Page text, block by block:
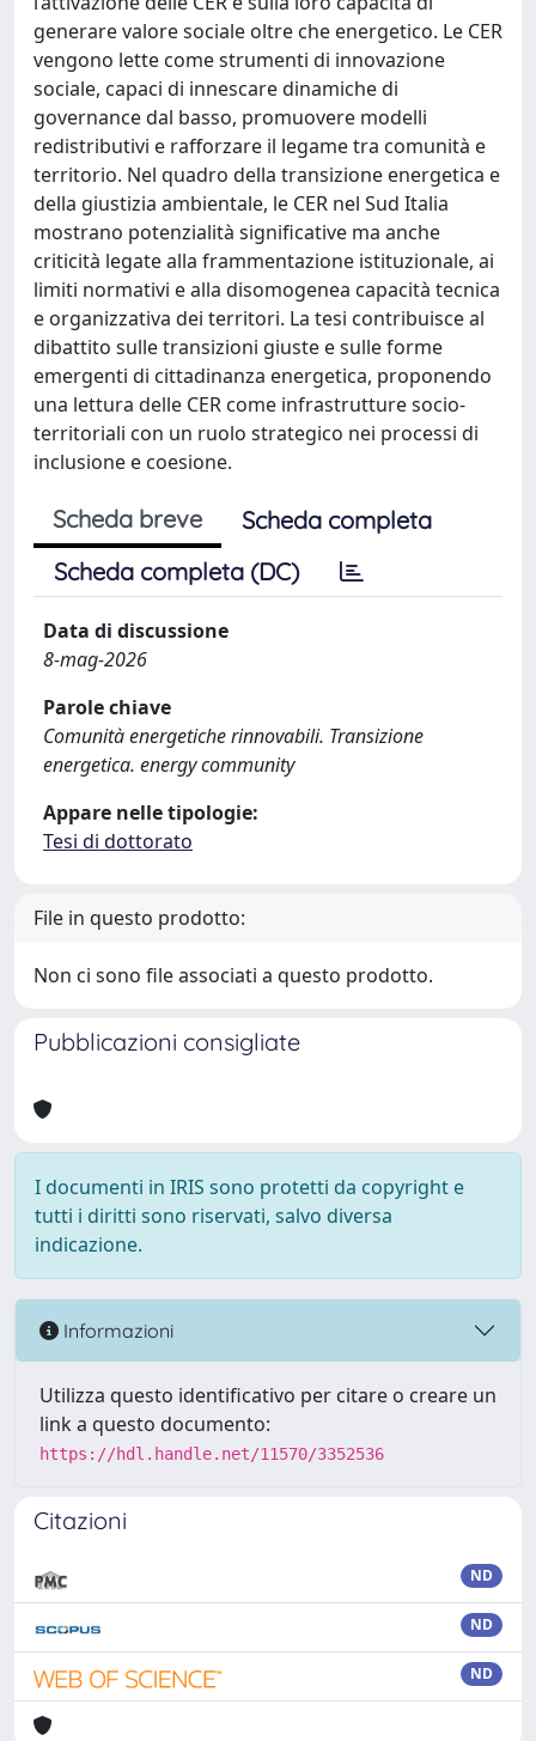
generare valore sociale oltre che energetico. Le CER
vengono lette come strumenti di innovazione
sociale, capaci di innescare dinamiche di
governance dal basso, promuovere modelli
redistributivi e rafforzare il legame tra comunità e
territorio. Nel quadro della transizione energetica e
della giustizia ambientale, le CER nel Sud Italia
mostrano potenzialità significative ma anche
criticità legate alla frammentazione istituzionale, ai
limiti normativi e alla disomogenea capacità tecnica
e organizzativa dei territori. La tesi contribuisce al
dibattito sulle transizioni giuste e sulle forme
emergenti di cittadinanza energetica, proponendo
una lettura delle CER come infrastrutture socio-
territoriali con un ruolo strategico nei processi di
inclusione e coesione.
Scheda breve
Scheda completa
Scheda completa (DC)
Data di discussione
8-mag-2026
Parole chiave
Comunità energetiche rinnovabili. Transizione
energetica. energy community
Appare nelle tipologie:
Tesi di dottorato
File in questo prodotto:
Non ci sono file associati a questo prodotto.
Pubblicazioni consigliate
I documenti in IRIS sono protetti da copyright e
tutti i diritti sono riservati, salvo diversa
indicazione.
Informazioni
Utilizza questo identificativo per citare o creare un
link a questo documento:
https://hdl.handle.net/11570/3352536
Citazioni
ND
ND
ND